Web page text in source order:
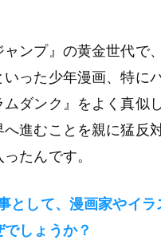
ンプ』の黄金世代で
いった少年漫画、特
ダンク』をよく真似
へ進むことを親に猛反
たんです。
として、漫画家やイ
しょうか？